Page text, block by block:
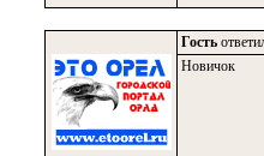
Гость
Новичок